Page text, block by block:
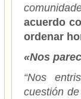
acuerdo
ordenar
«Nos
“Nos
cuestión